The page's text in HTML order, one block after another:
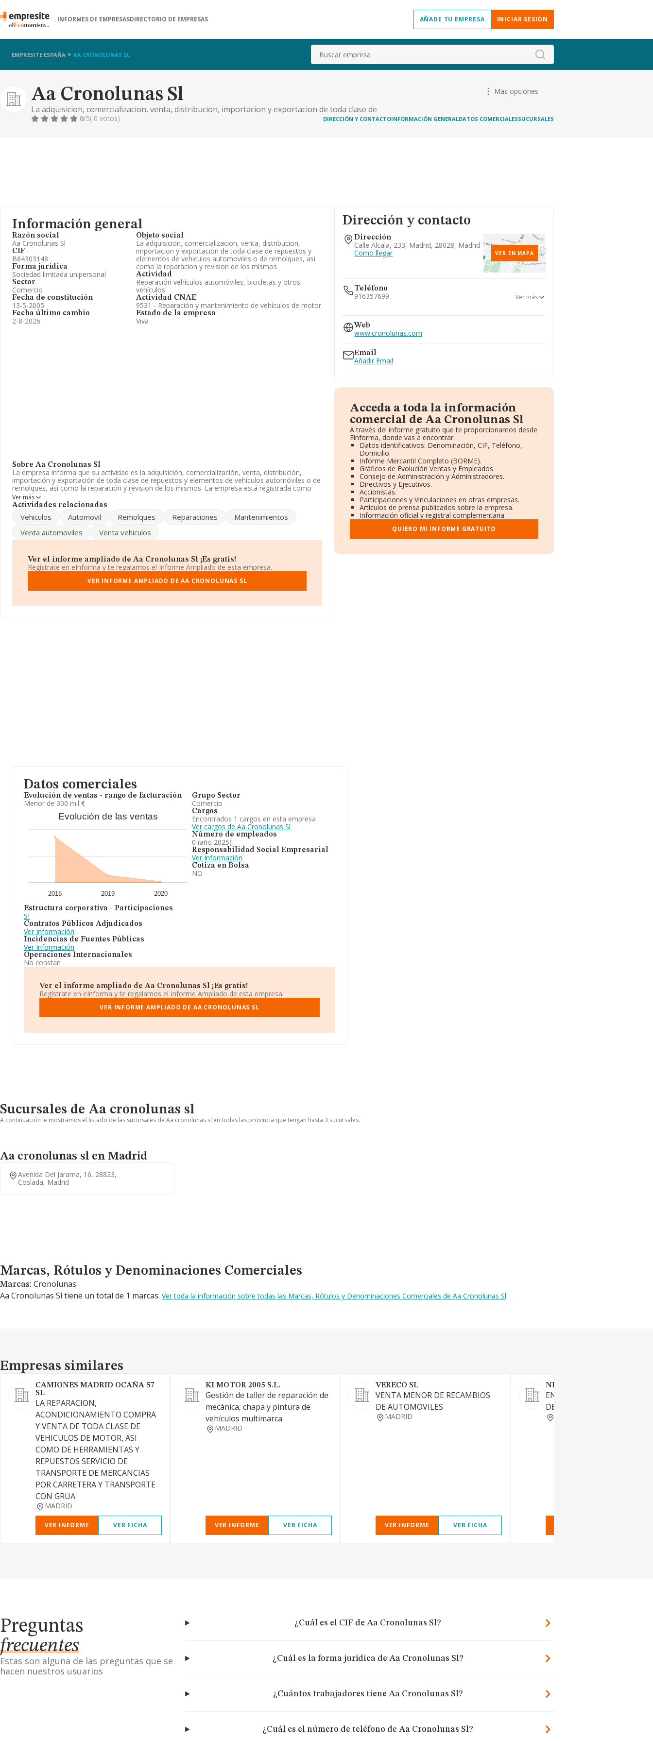
INFORMES DE EMPRESASDIRECTORIO DE EMPRESAS AÑADE TU EMPRESA INICIAR SESIÓN
EMPRESITE ESPAÑA AA CRONOLUNAS SL Buscar
Aa Cronolunas Sl
La adquisicion, comercializacion, venta, distribucion, importacion y exportacion de toda clase de
repuestos y elementos de vehiculos automoviles o de remolques, asi como la reparacion y revision de
Mas opciones
0/5( 0 votos) DIRECCIÓN Y CONTACTOINFORMACIÓN GENERALDATOS COMERCIALESSUCURSALES
Información general
Razón social
Aa Cronolunas Sl
CIF
B84303148
Forma jurídica
Sociedad limitada unipersonal
Sector
Comercio
Fecha de constitución
13-5-2005
Fecha último cambio
2-8-2026
Objeto social
La adquisicion, comercializacion, venta, distribucion,
importacion y exportacion de toda clase de repuestos y
elementos de vehiculos automoviles o de remolques, asi
como la reparacion y revision de los mismos
Actividad
Reparación vehículos automóviles, bicicletas y otros
vehículos
Actividad CNAE
9531 - Reparación y mantenimiento de vehículos de motor
Estado de la empresa
Viva
Sobre Aa Cronolunas Sl
La empresa informa que su actividad es la adquisición, comercialización, venta, distribución,
importación y exportación de toda clase de repuestos y elementos de vehículos automóviles o de
remolques, así como la reparación y revision de los mismos. La empresa está registrada como
Sociedad Limitada. La actividad de referencia CNAE corresponde a '%cnae%', cuyo Código es
9531. No realiza actividad de importación y/o exportación.
Para llamar las oficinas se puede hacer a través del número 916357699 y puedes consultar su
La sociedad españolaAa Cronolunas S.L, con NIF B84303148, está situada en Calle Alcalá núm.
En base a la información de la que dispone INFORMA sobre 39.493 compañías, la facturación en
el ámbito nacional alcanza los 11.044 millones de euros y se estima que el promedio de la
facturación entre todas las empresas es de 279 mil euros. En relación con la información de la
provincia de Madrid, en la base de datos de INFORMA aparecen 6461 empresas, con ventas en
sectorial, la media de empleados es de 3; la antigüedad alcanza los 19 años desde la constitución.
Ver más
Actividades relacionadas
Vehiculos Automovil Remolques Reparaciones
Mantenimientos
Venta automoviles
Venta vehiculos
Ver el informe ampliado de Aa Cronolunas Sl ¡Es gratis!
Regístrate en eInforma y te regalamos el Informe Ampliado de esta empresa.
VER INFORME AMPLIADO DE AA CRONOLUNAS SL
Dirección y contacto
Dirección
Calle Alcala, 233, Madrid, 28028, Madrid
Como llegar
VER EN MAPA
Teléfono
916357699 Ver más
Web
www.cronolunas.com
Email
Añadir Email
Acceda a toda la información
comercial de Aa Cronolunas Sl
A través del informe gratuito que te proporcionamos desde
Einforma, donde vas a encontrar:
Datos identificativos: Denominación, CIF, Teléfono,
Domicilio.
Informe Mercantil Completo (BORME).
Gráficos de Evolución Ventas y Empleados.
Consejo de Administración y Administradores.
Directivos y Ejecutivos.
Accionistas.
Participaciones y Vinculaciones en otras empresas.
Artículos de prensa publicados sobre la empresa.
Información oficial y registral complementaria.
QUIERO MI INFORME GRATUITO
Datos comerciales
Evolución de ventas - rango de facturación
Menor de 300 mil €
Evolución de las ventas
2018 2019 2020
Estructura corporativa - Participaciones
SI
Contratos Públicos Adjudicados
Ver Información
Incidencias de Fuentes Públicas
Ver Información
Operaciones Internacionales
No constan
Grupo Sector
Comercio
Cargos
Encontrados 1 cargos en esta empresa
Ver cargos de Aa Cronolunas Sl
Número de empleados
0 (año 2025)
Responsabilidad Social Empresarial
Ver Información
Cotiza en Bolsa
NO
Ver el informe ampliado de Aa Cronolunas Sl ¡Es gratis!
Regístrate en eInforma y te regalamos el Informe Ampliado de esta empresa.
VER INFORME AMPLIADO DE AA CRONOLUNAS SL
Sucursales de Aa cronolunas sl
A continuación le mostramos el listado de las sucursales de Aa cronolunas sl en todas las provincia que tengan hasta 3 sucursales.
Aa cronolunas sl en Madrid
Avenida Del Jarama, 16, 28823,
Coslada, Madrid
Marcas, Rótulos y Denominaciones Comerciales
Marcas, Rótulos y Denominaciones Comerciales
Marcas: Cronolunas
Aa Cronolunas Sl tiene un total de 1 marcas. Ver toda la información sobre todas las Marcas, Rótulos y Denominaciones Comerciales de Aa Cronolunas Sl
Empresas similares
Empresas similares
CAMIONES MADRID OCAÑA 57
SL
LA REPARACION,
ACONDICIONAMIENTO COMPRA
Y VENTA DE TODA CLASE DE
VEHICULOS DE MOTOR, ASI
COMO DE HERRAMIENTAS Y
REPUESTOS SERVICIO DE
TRANSPORTE DE MERCANCIAS
POR CARRETERA Y TRANSPORTE
CON GRUA
MADRID
VER INFORME VER FICHA
KI MOTOR 2005 S.L.
Gestión de taller de reparación de
mecánica, chapa y pintura de
vehículos multimarca.
MADRID
VER INFORME VER FICHA
VERECO SL
VENTA MENOR DE RECAMBIOS
DE AUTOMOVILES
MADRID
VER INFORME VER FICHA
NEUMATICOS RAFER SL
ENGRASE LAVADO Y
DE VEHICULOS
Preguntas
frecuentes
Estas son alguna de las preguntas que se
hacen nuestros usuarios
¿Cuál es el CIF de Aa Cronolunas Sl?
¿Cuál es la forma jurídica de Aa Cronolunas Sl?
¿Cuántos trabajadores tiene Aa Cronolunas Sl?
¿Cuál es el número de teléfono de Aa Cronolunas Sl?